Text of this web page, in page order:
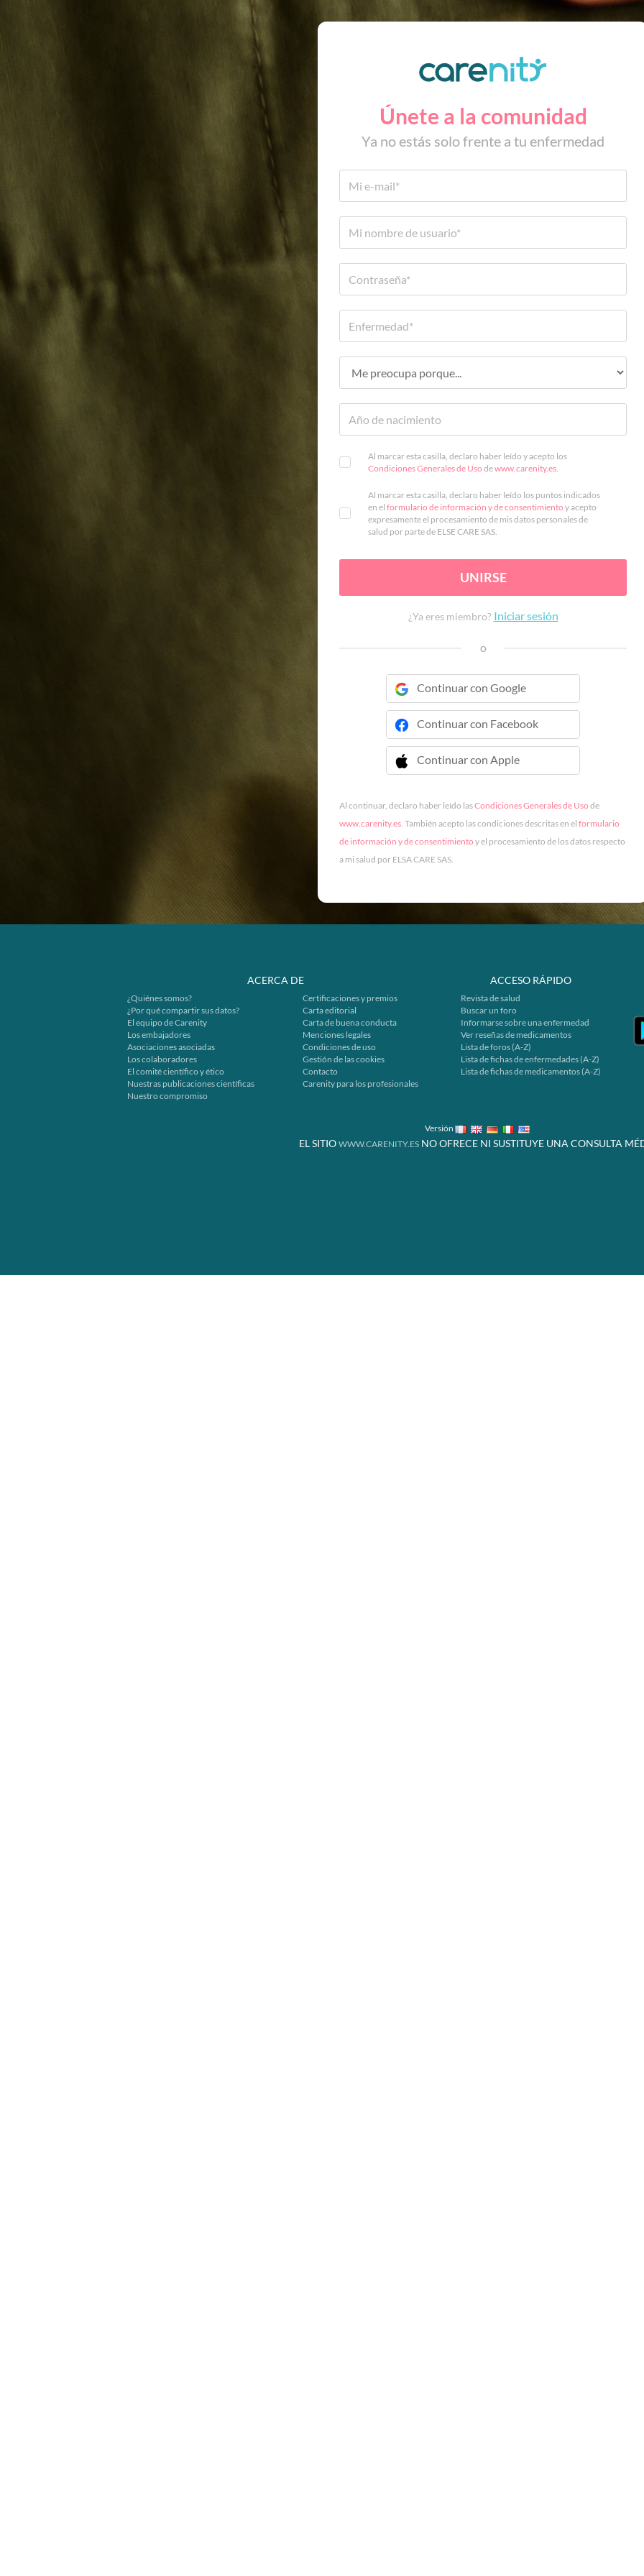
Únete a la comunidad
Ya no estás solo frente a tu enfermedad
Al marcar esta casilla, declaro haber leído y acepto los
Condiciones Generales de Uso dewww.carenity.es.
Al marcar esta casilla, declaro haber leído los puntos indicados
en el formulario de información y de consentimiento y acepto
expresamente el procesamiento de mis datos personales de
salud por parte de ELSE CARE SAS.
UNIRSE
¿Ya eres miembro? Iniciar sesión
o
Continuar con Google
Continuar con Facebook
Continuar con Apple
 Continuar con Apple
Al continuar, declaro haber leído lasCondiciones Generales de Uso de
www.carenity.es. También acepto las condiciones descritas en el formulario
de información y de consentimiento y el procesamiento de los datos respecto
a mi salud por ELSA CARE SAS.
ACERCA DE
¿Quiénes somos?
¿Por qué compartir sus datos?
El equipo de Carenity
Los embajadores
Asociaciones asociadas
Los colaboradores
El comité científico y ético
Nuestras publicaciones científicas
Nuestro compromiso
Certificaciones y premios
Carta editorial
Carta de buena conducta
Menciones legales
Condiciones de uso
Gestión de las cookies
Contacto
Carenity para los profesionales
ACCESO RÁPIDO
Revista de salud
Buscar un foro
Informarse sobre una enfermedad
Ver reseñas de medicamentos
Lista de foros (A-Z)
Lista de fichas de enfermedades (A-Z)
Lista de fichas de medicamentos (A-Z)
Versión
EL SITIO WWW.CARENITY.ES NO OFRECE NI SUSTITUYE UNA CONSULTA